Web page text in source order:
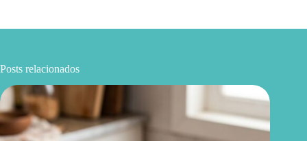
Posts relacionados